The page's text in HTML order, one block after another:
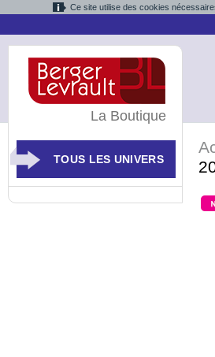
Ce site utilise des cookies
La Boutique
TOUS LES UNIVERS